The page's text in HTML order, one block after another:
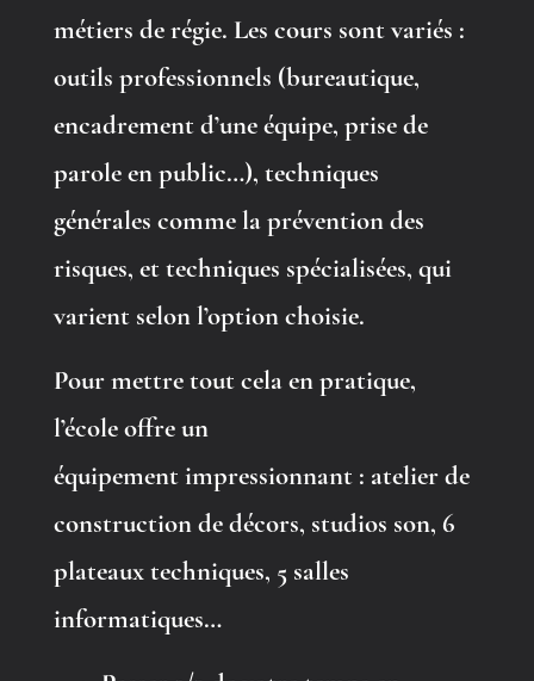
métiers de régie. Les cours sont variés :
outils professionnels (bureautique,
encadrement d’une équipe, prise de
parole en public…), techniques
générales comme la prévention des
risques, et techniques spécialisées, qui
varient selon l’option choisie.
Pour mettre tout cela en pratique,
l’école offre un
équipement impressionnant : atelier de
construction de décors, studios son, 6
plateaux techniques, 5 salles
informatiques…